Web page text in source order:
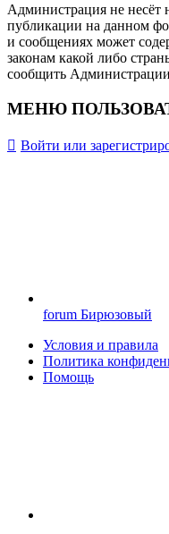
Администрация не несёт
публикации на данном
и сообщениях может
законам какой либо
сообщить
МЕНЮ
Войти или
forum Бирюзовый
Условия и правила
Политика
Помощь